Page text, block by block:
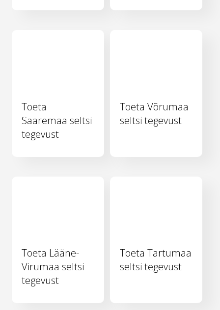
Toeta
Saaremaa seltsi
tegevust
Toeta Võrumaa
seltsi tegevust
Toeta Lääne-
Virumaa seltsi
tegevust
Toeta Tartumaa
seltsi tegevust